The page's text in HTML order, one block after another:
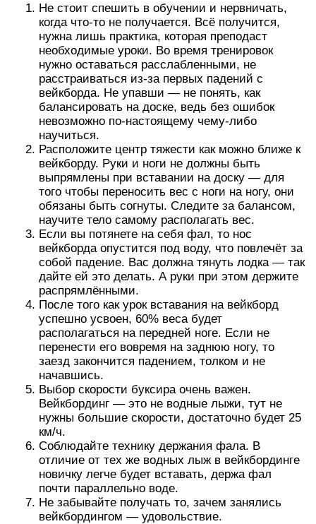
Не стоит спешить в обучении и нервничать,
когда что-то не получается. Всё получится,
нужна лишь практика, которая преподаст
необходимые уроки. Во время тренировок
нужно оставаться расслабленными, не
расстраиваться из-за первых падений с
вейкборда. Не упавши — не понять, как
балансировать на доске, ведь без ошибок
невозможно по-настоящему чему-либо
научиться.
Расположите центр тяжести как можно ближе к
вейкборду. Руки и ноги не должны быть
выпрямлены при вставании на доску — для
того чтобы переносить вес с ноги на ногу, они
обязаны быть согнуты. Следите за балансом,
научите тело самому располагать вес.
Если вы потянете на себя фал, то нос
вейкборда опустится под воду, что повлечёт за
собой падение. Вас должна тянуть лодка — так
дайте ей это делать. А руки при этом держите
распрямлёнными.
После того как урок вставания на вейкборд
успешно усвоен, 60% веса будет
располагаться на передней ноге. Если не
перенести его вовремя на заднюю ногу, то
заезд закончится падением, толком и не
начавшись.
Выбор скорости буксира очень важен.
Вейкбординг — это не водные лыжи, тут не
нужны большие скорости, достаточно будет 25
км/ч.
Соблюдайте технику держания фала. В
отличие от тех же водных лыж в вейкбординге
новичку легче будет вставать, держа фал
почти параллельно воде.
Не забывайте получать то, зачем занялись
вейкбордингом — удовольствие.